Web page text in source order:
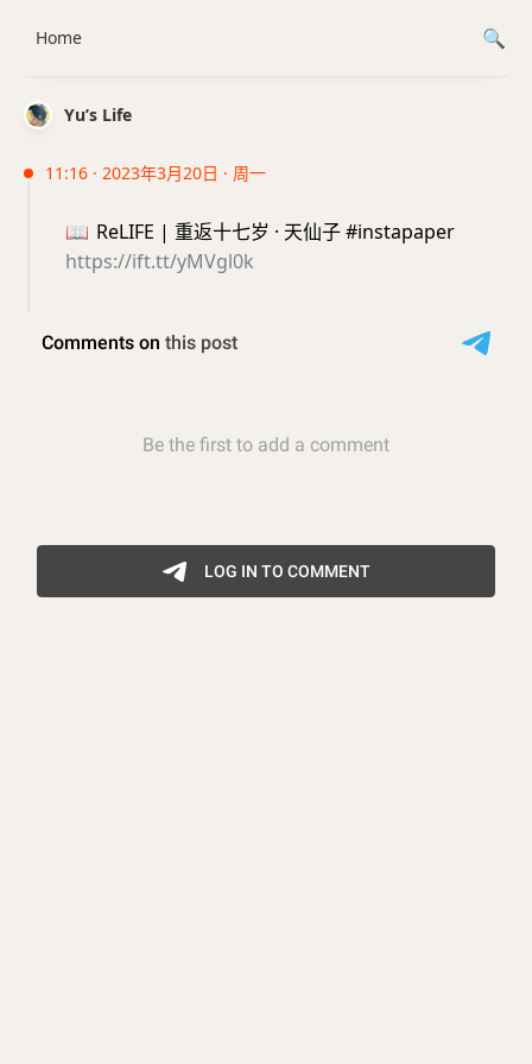
Yu’s Life
11:16 · 2023年3月20日 · 周一
📖 ReLIFE | 重返十七岁 · 天仙子 #instapaper
https://ift.tt/yMVgl0k
Home